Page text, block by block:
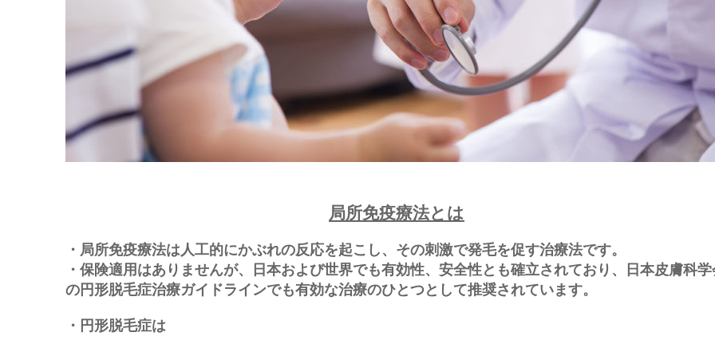
局所免疫療法とは
・局所免疫療法は人工的にかぶれの反応を起こし、その刺激で発毛を促す治療法です。
・保険適用はありませんが、日本および世界でも有効性、安全性とも確立されており、日本皮膚科学
の円形脱毛症治療ガイドラインでも有効な治療のひとつとして推奨されています。
・円形脱毛症は